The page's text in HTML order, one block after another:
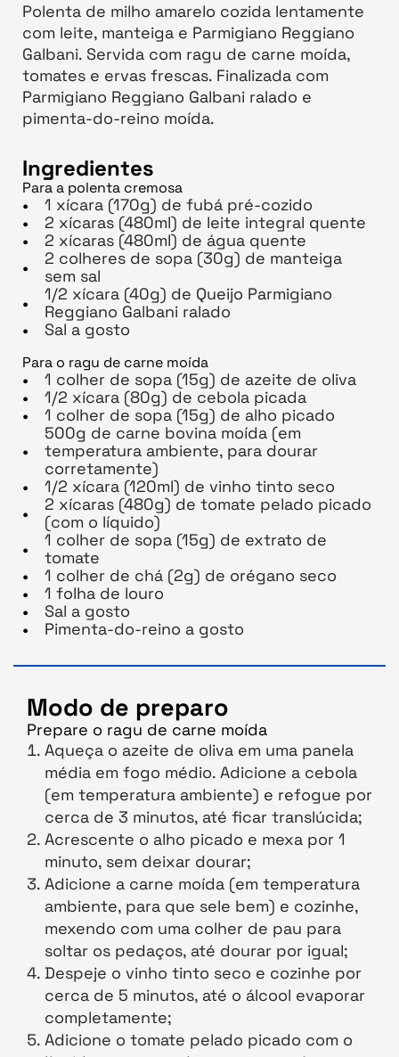
Polenta de milho amarelo cozida lentamente
com leite, manteiga e Parmigiano Reggiano
Galbani. Servida com ragu de carne moída,
tomates e ervas frescas. Finalizada com
Parmigiano Reggiano Galbani ralado e
pimenta-do-reino moída.
Ingredientes
Para a polenta cremosa
1 xícara (170g) de fubá pré-cozido
2 xícaras (480ml) de leite integral quente
2 xícaras (480ml) de água quente
2 colheres de sopa (30g) de manteiga
sem sal
1/2 xícara (40g) de Queijo Parmigiano
Reggiano Galbani ralado
Sal a gosto
Para o ragu de carne moída
1 colher de sopa (15g) de azeite de oliva
1/2 xícara (80g) de cebola picada
1 colher de sopa (15g) de alho picado
500g de carne bovina moída (em
temperatura ambiente, para dourar
corretamente)
1/2 xícara (120ml) de vinho tinto seco
2 xícaras (480g) de tomate pelado picado
(com o líquido)
1 colher de sopa (15g) de extrato de
tomate
1 colher de chá (2g) de orégano seco
1 folha de louro
Sal a gosto
Pimenta-do-reino a gosto
Modo de preparo
Prepare o ragu de carne moída
Aqueça o azeite de oliva em uma panela
média em fogo médio. Adicione a cebola
(em temperatura ambiente) e refogue por
cerca de 3 minutos, até ficar translúcida;
Acrescente o alho picado e mexa por 1
minuto, sem deixar dourar;
Adicione a carne moída (em temperatura
ambiente, para que sele bem) e cozinhe,
mexendo com uma colher de pau para
soltar os pedaços, até dourar por igual;
Despeje o vinho tinto seco e cozinhe por
cerca de 5 minutos, até o álcool evaporar
completamente;
Adicione o tomate pelado picado com o